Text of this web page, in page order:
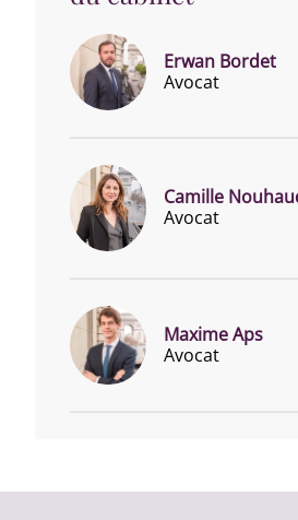
Erwan Bordet
Avocat
Camille
Avocat
Maxime Aps
Avocat